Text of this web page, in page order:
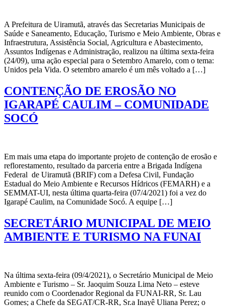
A Prefeitura de Uiramutã, através das Secretarias Municipais de
Saúde e Saneamento, Educação, Turismo e Meio Ambiente, Obras e
Infraestrutura, Assistência Social, Agricultura e Abastecimento,
Assuntos Indígenas e Administração, realizou na última sexta-feira
(24/09), uma ação especial para o Setembro Amarelo, com o tema:
Unidos pela Vida. O setembro amarelo é um mês voltado a […]
CONTENÇÃO DE EROSÃO NO
IGARAPÉ CAULIM – COMUNIDADE
SOCÓ
Em mais uma etapa do importante projeto de contenção de erosão e
reflorestamento, resultado da parceria entre a Brigada Indígena
Federal de Uiramutã (BRIF) com a Defesa Civil, Fundação
Estadual do Meio Ambiente e Recursos Hídricos (FEMARH) e a
SEMMAT-UI, nesta última quarta-feira (07/4/2021) foi a vez do
Igarapé Caulim, na Comunidade Socó. A equipe […]
SECRETÁRIO MUNICIPAL DE MEIO
AMBIENTE E TURISMO NA FUNAI
Na última sexta-feira (09/4/2021), o Secretário Municipal de Meio
Ambiente e Turismo – Sr. Jaoquim Souza Lima Neto – esteve
reunido com o Coordenador Regional da FUNAI-RR, Sr. Lau
Gomes; a Chefe da SEGAT/CR-RR, Sr.a Inayê Uliana Perez; o